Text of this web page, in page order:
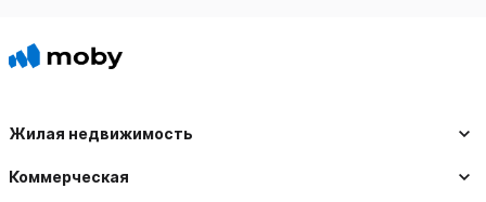
Жилая недвижимость
Коммерческая